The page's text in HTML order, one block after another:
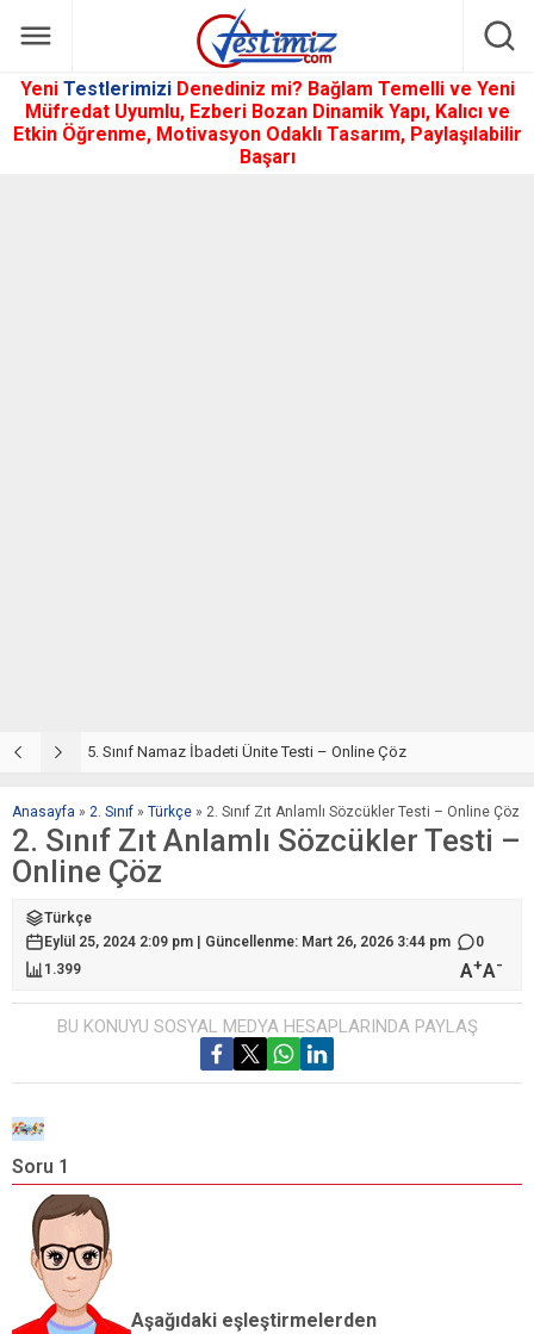
Yeni Testlerimizi Denediniz mi? Bağlam Temelli ve Yeni
Müfredat Uyumlu, Ezberi Bozan Dinamik Yapı, Kalıcı ve
Etkin Öğrenme, Motivasyon Odaklı Tasarım, Paylaşılabilir
Başarı
5. Sınıf Namaz İbadeti Ünite Testi – Online Çöz
Anasayfa » 2. Sınıf » Türkçe » 2. Sınıf Zıt Anlamlı Sözcükler Testi – Online Çöz
2. Sınıf Zıt Anlamlı Sözcükler Testi –
Online Çöz
Türkçe
Eylül 25, 2024 2:09 pm | Güncellenme: Mart 26, 2026 3:44 pm
0
1.399
A+A-
BU KONUYU SOSYAL MEDYA HESAPLARINDA PAYLAŞ
Soru 1
Aşağıdaki eşleştirmelerden